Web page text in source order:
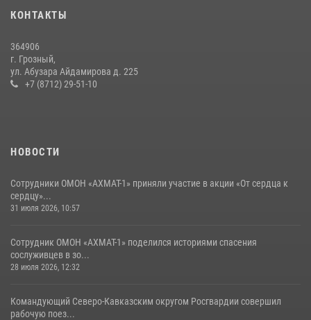
поисков Бекхана Аушева
Сотрудник ОМОН «АХМАТ-1» поделился историями спасения
сослуживцев в зоне СВО
КОНТАКТЫ
364906
г. Грозный,
ул. Абузара Айдамирова д. 225
+7 (8712) 29-51-10
НОВОСТИ
Сотрудники ОМОН «АХМАТ-1» приняли участие в акции «От сердца к
сердцу»...
31 июля 2026, 10:57
Сотрудник ОМОН «АХМАТ-1» поделился историями спасения
сослуживцев в зо...
28 июля 2026, 12:32
Командующий Северо-Кавказским округом Росгвардии совершил
рабочую поез...